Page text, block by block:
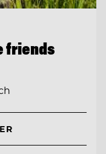
friends